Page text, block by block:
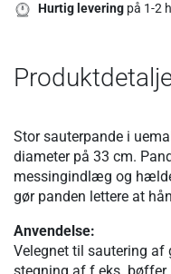
Hurtig levering på 1-2
Stor sauterpande i
diameter på 33 cm.
messingindlæg og
gør panden lettere at
Anvendelse:
Velegnet til sautering af